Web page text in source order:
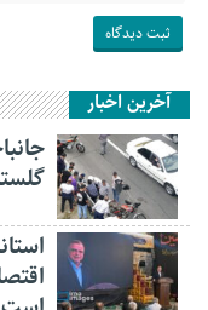
آخرین اخبار
گلستان ۱۷